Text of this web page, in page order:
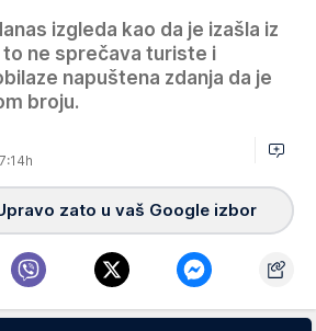
izgleda kao da je izašla iz
to ne sprečava turiste i
napuštena zdanja da je
broju.
zato u vaš Google izbor